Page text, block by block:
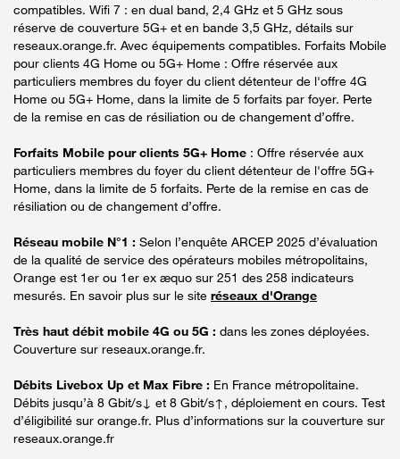
compatibles. Wifi 7 : en dual band, 2,4 GHz et 5 GHz sous
réserve de couverture 5G+ et en bande 3,5 GHz, détails sur
reseaux.orange.fr. Avec équipements compatibles. Forfaits Mobile
pour clients 4G Home ou 5G+ Home : Offre réservée aux
particuliers membres du foyer du client détenteur de l'offre 4G
Home ou 5G+ Home, dans la limite de 5 forfaits par foyer. Perte
de la remise en cas de résiliation ou de changement d’offre.
Forfaits Mobile pour clients 5G+ Home : Offre réservée aux
particuliers membres du foyer du client détenteur de l'offre 5G+
Home, dans la limite de 5 forfaits. Perte de la remise en cas de
résiliation ou de changement d’offre.
Réseau mobile N°1 : Selon l’enquête ARCEP 2025 d’évaluation
de la qualité de service des opérateurs mobiles métropolitains,
Orange est 1er ou 1er ex æquo sur 251 des 258 indicateurs
mesurés. En savoir plus sur le site réseaux d'Orange
Très haut débit mobile 4G ou 5G : dans les zones déployées.
Couverture sur reseaux.orange.fr.
Débits Livebox Up et Max Fibre : En France métropolitaine.
Débits jusqu’à 8 Gbit/s↓ et 8 Gbit/s↑, déploiement en cours. Test
d’éligibilité sur orange.fr. Plus d’informations sur la couverture sur
reseaux.orange.fr